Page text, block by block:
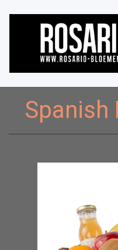
Spanish